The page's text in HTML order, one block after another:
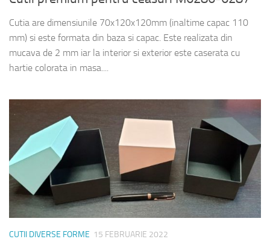
Cutia are dimensiunile 70x120x120mm (inaltime capac 110
mm) si este formata din baza si capac. Este realizata din
mucava de 2 mm iar la interior si exterior este caserata cu
hartie colorata in masa....
CUTII DIVERSE FORME 15 FEBRUARIE 2022